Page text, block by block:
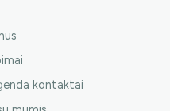
kontaktai